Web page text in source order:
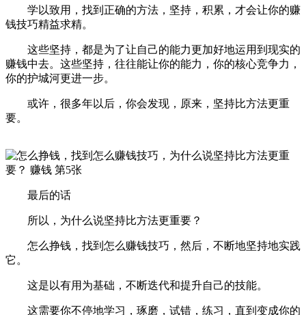
学以致用，找到正确的方法，坚持，积累，才会让你的赚
钱技巧精益求精。
这些坚持，都是为了让自己的能力更加好地运用到现实的
赚钱中去。这些坚持，往往能让你的能力，你的核心竞争力，
你的护城河更进一步。
或许，很多年以后，你会发现，原来，坚持比方法更重
要。
最后的话
所以，为什么说坚持比方法更重要？
怎么挣钱，找到怎么赚钱技巧，然后，不断地坚持地实践
它。
这是以有用为基础，不断迭代和提升自己的技能。
这需要你不停地学习，琢磨，试错，练习，直到变成你的